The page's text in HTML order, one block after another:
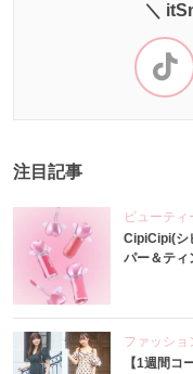
＼
注目記事
ビューティ
CipiCipi(シ
パー＆テ
ファッショ
【1週間コ